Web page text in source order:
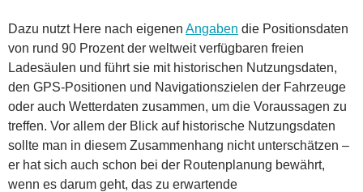
Dazu nutzt Here nach eigenen Angaben die Positionsdaten
von rund 90 Prozent der weltweit verfügbaren freien
Ladesäulen und führt sie mit historischen Nutzungsdaten,
den GPS-Positionen und Navigationszielen der Fahrzeuge
oder auch Wetterdaten zusammen, um die Voraussagen zu
treffen. Vor allem der Blick auf historische Nutzungsdaten
sollte man in diesem Zusammenhang nicht unterschätzen –
er hat sich auch schon bei der Routenplanung bewährt,
wenn es darum geht, das zu erwartende